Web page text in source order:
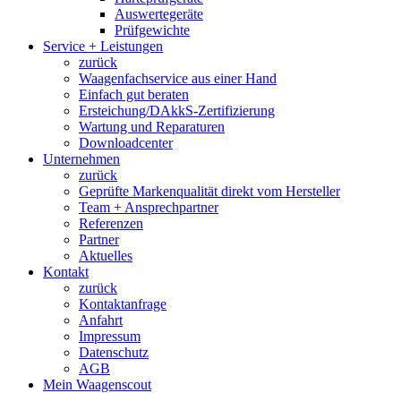
Auswertegeräte
Prüfgewichte
Service + Leistungen
zurück
Waagenfachservice aus einer Hand
Einfach gut beraten
Ersteichung/DAkkS-Zertifizierung
Wartung und Reparaturen
Downloadcenter
Unternehmen
zurück
Geprüfte Markenqualität direkt vom Hersteller
Team + Ansprechpartner
Referenzen
Partner
Aktuelles
Kontakt
zurück
Kontaktanfrage
Anfahrt
Impressum
Datenschutz
AGB
Mein Waagenscout